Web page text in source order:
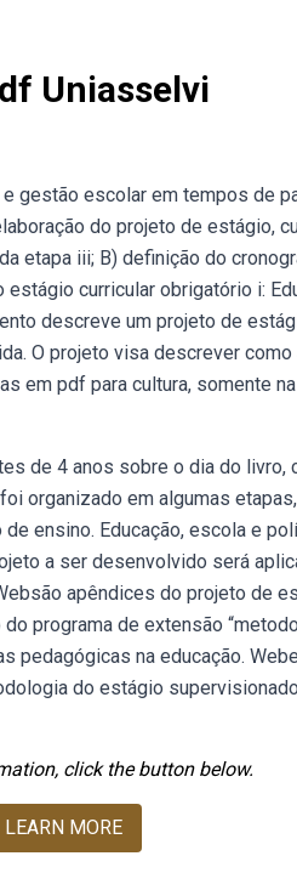
Uniasselvi
gestão escolar em tempos de
do projeto de estágio,
etapa iii; B) definição do
curricular obrigatório i:
descreve um projeto de
O projeto visa descrever
em pdf para cultura, somente
de 4 anos sobre o dia do livro,
organizado em algumas
ensino. Educação, escola e
a ser desenvolvido será
apêndices do projeto de
programa de extensão
pedagógicas na educação.
do estágio
click the button below.
LEARN MORE